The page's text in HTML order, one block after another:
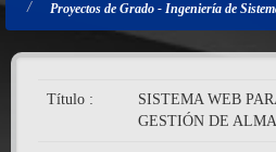
Proyectos de Grado - Ingeniería de
Título :
SISTEMA WEB
GESTIÓN DE